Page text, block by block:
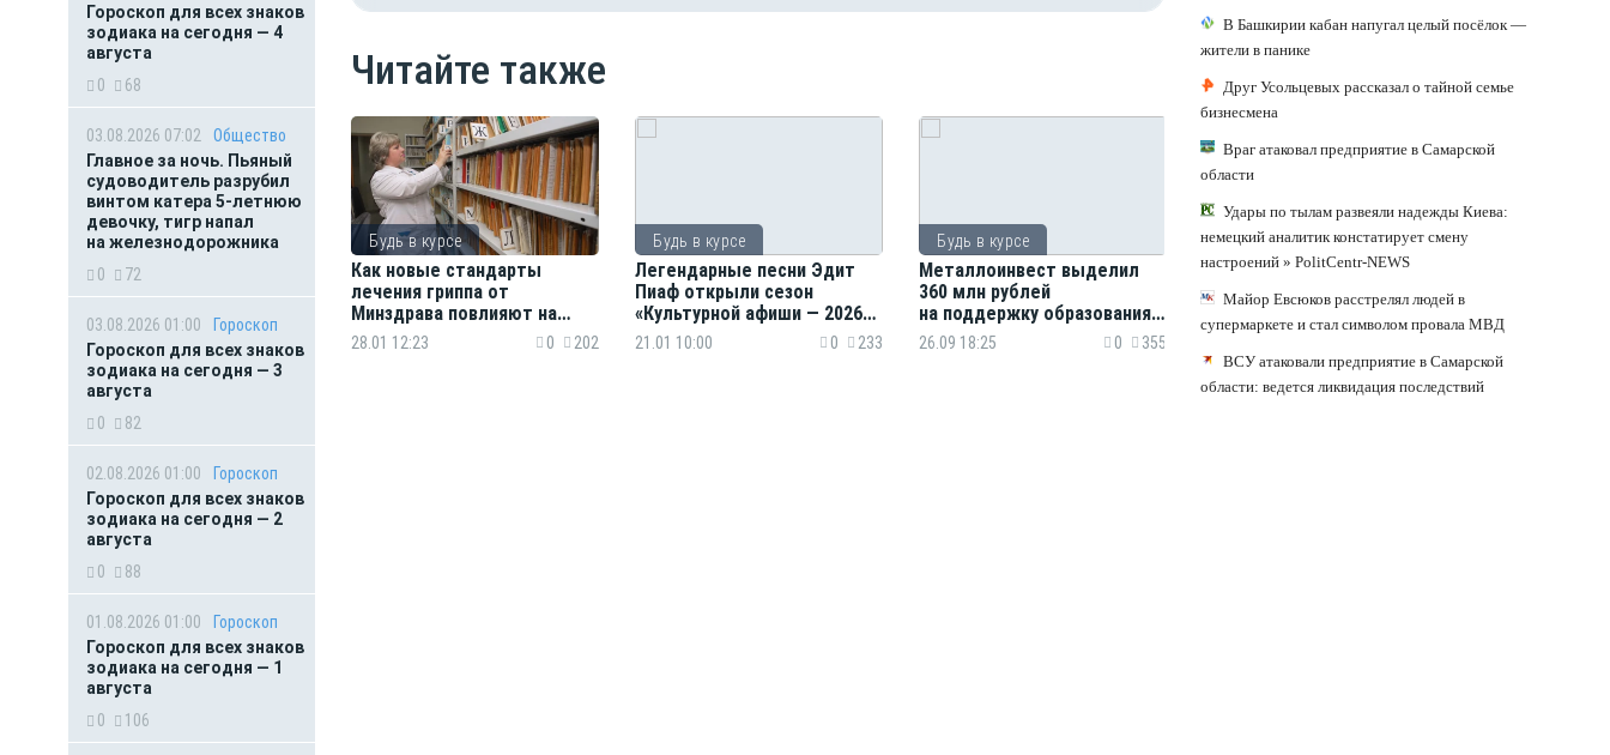
Гороскоп для всех знаков
зодиака на сегодня — 4
августа
0
68
03.08.2026 07:02
Общество
Главное за ночь. Пьяный
судоводитель разрубил
винтом катера 5-летнюю
девочку, тигр напал
на железнодорожника
0
72
03.08.2026 01:00
Гороскоп
Гороскоп для всех знаков
зодиака на сегодня — 3
августа
0
82
02.08.2026 01:00
Гороскоп
Гороскоп для всех знаков
зодиака на сегодня — 2
августа
0
88
01.08.2026 01:00
Гороскоп
Гороскоп для всех знаков
зодиака на сегодня — 1
августа
0
106
Читайте также
Будь в курсе
Как новые стандарты
лечения гриппа от
Минздрава повлияют на
нашу повседневную жизнь
28.01 12:23 0 202
Будь в курсе
Легендарные песни Эдит
Пиаф открыли сезон
«Культурной афиши — 2026»
в Курской и Белгородской
21.01 10:00 0 233
Будь в курсе
Металлоинвест выделил
360 млн рублей
на поддержку образования
в Курской и Белгородской
26.09 18:25 0 355
В Башкирии кабан напугал целый посёлок —
жители в панике
Друг Усольцевых рассказал о тайной семье
бизнесмена
Враг атаковал предприятие в Самарской
области
Удары по тылам развеяли надежды Киева:
немецкий аналитик констатирует смену
настроений » PolitCentr-NEWS
Майор Евсюков расстрелял людей в
супермаркете и стал символом провала МВД
ВСУ атаковали предприятие в Самарской
области: ведется ликвидация последствий